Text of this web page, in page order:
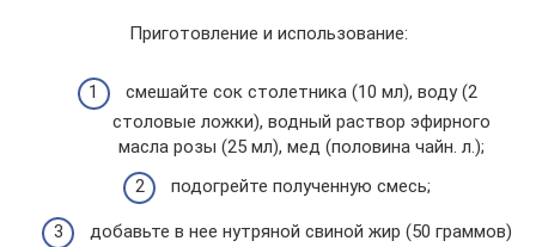
Приготовление и использование:
смешайте сок столетника (10 мл), воду (2
столовые ложки), водный раствор эфирного
масла розы (25 мл), мед (половина чайн. л.);
подогрейте полученную смесь;
добавьте в нее нутряной свиной жир (50 граммов)